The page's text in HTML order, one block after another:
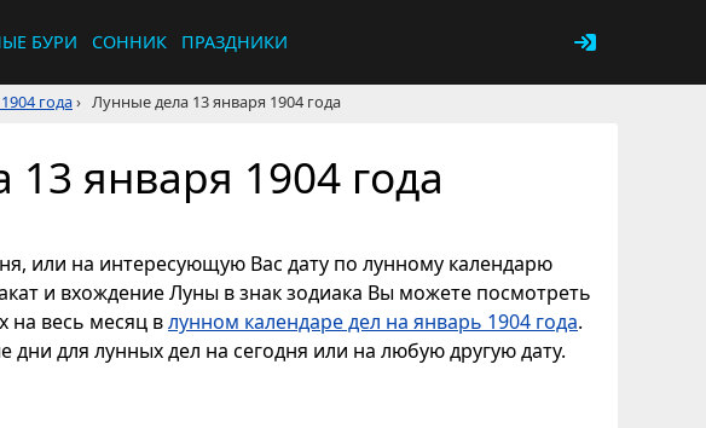
БУРИ СОННИК ПРАЗДНИКИ
года› Лунные дела 13 января 1904 года
января 1904 года
или на интересующую Вас дату по лунному календарю
и вхождение Луны в знак зодиака Вы можете посмотреть
на весь месяц влунном календаре дел на январь 1904 года.
для лунных дел на сегодня или на любую другую дату.